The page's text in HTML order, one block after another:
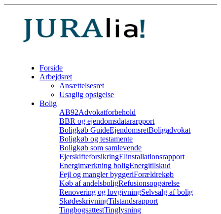
Forside
Arbejdsret
Ansættelsesret
Usaglig opsigelse
Bolig
AB92Advokatforbehold
BBR og ejendomsdatararpport
Boligkøb GuideEjendomsretBoligadvokat
Boligkøb og testamente
Boligkøb som samlevende
EjerskifteforsikringElinstallationsrapport
Energimærkning boligEnergitilskud
Fejl og mangler byggeriForældrekøb
Køb af andelsboligRefusionsopgørelse
Renovering og lovgivningSelvsalg af bolig
SkødeskrivningTilstandsrapport
TingbogsattestTinglysning